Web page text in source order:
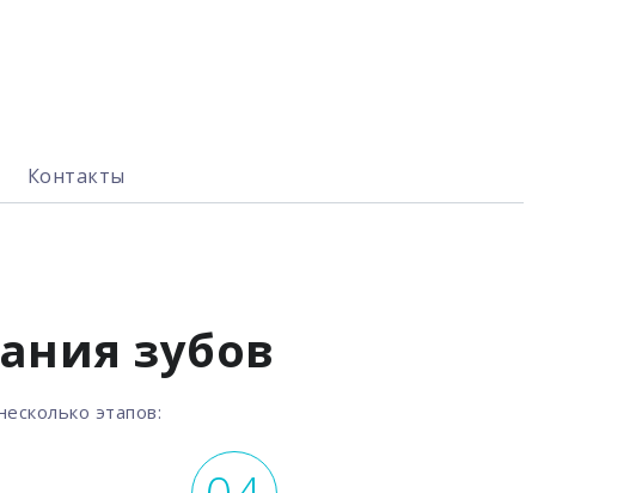
Контакты
зубов
этапов: